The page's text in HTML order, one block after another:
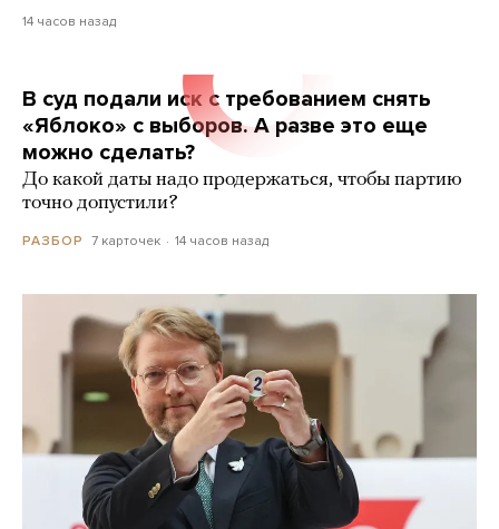
14 часов назад
В суд подали иск с требованием снять
«Яблоко» с выборов. А разве это еще
можно сделать?
До какой даты надо продержаться, чтобы партию
точно допустили?
РАЗБОР 7 карточек 14 часов назад